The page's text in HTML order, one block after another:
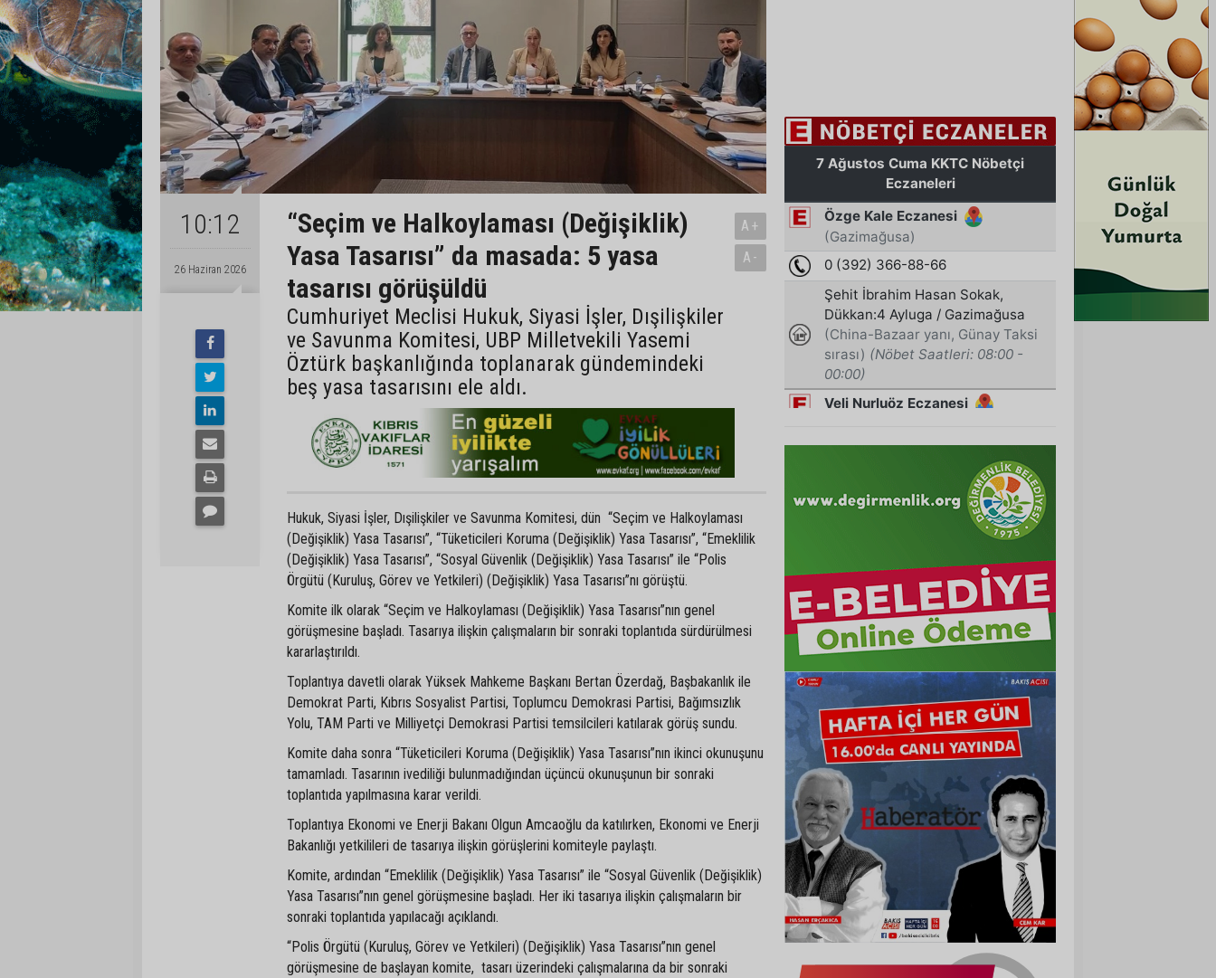
10:12
26 Haziran 2026
“Seçim ve Halkoylaması (Değişiklik)
Yasa Tasarısı” da masada: 5 yasa
tasarısı görüşüldü
Cumhuriyet Meclisi Hukuk, Siyasi İşler, Dışilişkiler
ve Savunma Komitesi, UBP Milletvekili Yasemi
Öztürk başkanlığında toplanarak gündemindeki
beş yasa tasarısını ele aldı.
A+
A-
Hukuk, Siyasi İşler, Dışilişkiler ve Savunma Komitesi, dün “Seçim ve Halkoylaması
(Değişiklik) Yasa Tasarısı”, “Tüketicileri Koruma (Değişiklik) Yasa Tasarısı”, “Emeklilik
(Değişiklik) Yasa Tasarısı”, “Sosyal Güvenlik (Değişiklik) Yasa Tasarısı” ile “Polis
Örgütü (Kuruluş, Görev ve Yetkileri) (Değişiklik) Yasa Tasarısı”nı görüştü.
Komite ilk olarak “Seçim ve Halkoylaması (Değişiklik) Yasa Tasarısı”nın genel
görüşmesine başladı. Tasarıya ilişkin çalışmaların bir sonraki toplantıda sürdürülmesi
kararlaştırıldı.
Toplantıya davetli olarak Yüksek Mahkeme Başkanı Bertan Özerdağ, Başbakanlık ile
Demokrat Parti, Kıbrıs Sosyalist Partisi, Toplumcu Demokrasi Partisi, Bağımsızlık
Yolu, TAM Parti ve Milliyetçi Demokrasi Partisi temsilcileri katılarak görüş sundu.
Komite daha sonra “Tüketicileri Koruma (Değişiklik) Yasa Tasarısı”nın ikinci okunuşunu
tamamladı. Tasarının ivediliği bulunmadığından üçüncü okunuşunun bir sonraki
toplantıda yapılmasına karar verildi.
Toplantıya Ekonomi ve Enerji Bakanı Olgun Amcaoğlu da katılırken, Ekonomi ve Enerji
Bakanlığı yetkilileri de tasarıya ilişkin görüşlerini komiteyle paylaştı.
Komite, ardından “Emeklilik (Değişiklik) Yasa Tasarısı” ile “Sosyal Güvenlik (Değişiklik)
Yasa Tasarısı”nın genel görüşmesine başladı. Her iki tasarıya ilişkin çalışmaların bir
sonraki toplantıda yapılacağı açıklandı.
“Polis Örgütü (Kuruluş, Görev ve Yetkileri) (Değişiklik) Yasa Tasarısı”nın genel
görüşmesine de başlayan komite, tasarı üzerindeki çalışmalarına da bir sonraki